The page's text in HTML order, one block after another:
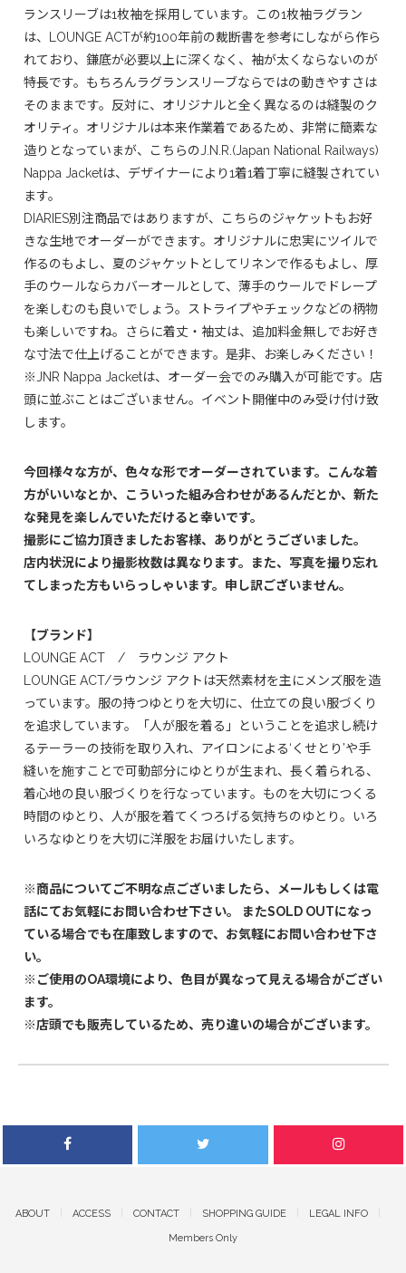
ランスリーブは1枚袖を採用しています。この1枚袖ラグラン
は、LOUNGE ACTが約100年前の裁断書を参考にしながら作ら
れており、鎌底が必要以上に深くなく、袖が太くならないのが
特長です。もちろんラグランスリーブならではの動きやすさは
そのままです。反対に、オリジナルと全く異なるのは縫製のク
オリティ。オリジナルは本来作業着であるため、非常に簡素な
造りとなっていまが、こちらのJ.N.R.(Japan National Railways)
Nappa Jacketは、デザイナーにより1着1着丁寧に縫製されてい
ます。
DIARIES別注商品ではありますが、こちらのジャケットもお好
きな生地でオーダーができます。オリジナルに忠実にツイルで
作るのもよし、夏のジャケットとしてリネンで作るもよし、厚
手のウールならカバーオールとして、薄手のウールでドレープ
を楽しむのも良いでしょう。ストライプやチェックなどの柄物
も楽しいですね。さらに着丈・袖丈は、追加料金無しでお好き
な寸法で仕上げることができます。是非、お楽しみください！
※JNR Nappa Jacketは、オーダー会でのみ購入が可能です。店
頭に並ぶことはございません。イベント開催中のみ受け付け致
します。
今回様々な方が、色々な形でオーダーされています。こんな着
方がいいなとか、こういった組み合わせがあるんだとか、新た
な発見を楽しんでいただけると幸いです。
撮影にご協力頂きましたお客様、ありがとうございました。
店内状況により撮影枚数は異なります。また、写真を撮り忘れ
てしまった方もいらっしゃいます。申し訳ございません。
【ブランド】
LOUNGE ACT / ラウンジ アクト
LOUNGE ACT/ラウンジ アクトは天然素材を主にメンズ服を造
っています。服の持つゆとりを大切に、仕立ての良い服づくり
を追求しています。「人が服を着る」ということを追求し続け
るテーラーの技術を取り入れ、アイロンによる‘くせとり’や手
縫いを施すことで可動部分にゆとりが生まれ、長く着られる、
着心地の良い服づくりを行なっています。ものを大切につくる
時間のゆとり、人が服を着てくつろげる気持ちのゆとり。いろ
いろなゆとりを大切に洋服をお届けいたします。
※商品についてご不明な点ございましたら、メールもしくは電
話にてお気軽にお問い合わせ下さい。 またSOLD OUTになっ
ている場合でも在庫致しますので、お気軽にお問い合わせ下さ
い。
※ご使用のOA環境により、色目が異なって見える場合がござい
ます。
※店頭でも販売しているため、売り違いの場合がございます。
ABOUT ACCESS CONTACT SHOPPING GUIDE LEGAL INFO
Members Only